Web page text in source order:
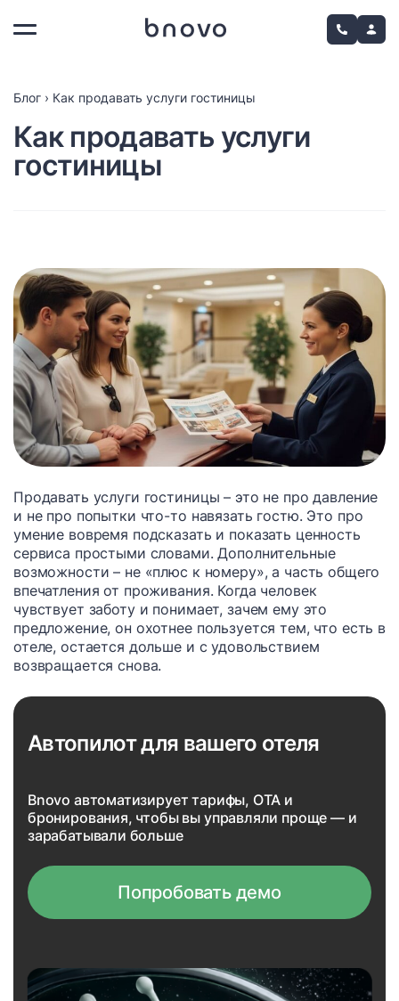
Блог › Как продавать услуги гостиницы
Как продавать услуги
гостиницы
Продавать услуги гостиницы – это не про давление
и не про попытки что-то навязать гостю. Это про
умение вовремя подсказать и показать ценность
сервиса простыми словами. Дополнительные
возможности – не «плюс к номеру», а часть общего
впечатления от проживания. Когда человек
чувствует заботу и понимает, зачем ему это
предложение, он охотнее пользуется тем, что есть в
отеле, остается дольше и с удовольствием
возвращается снова.
Автопилот для вашего отеля
Bnovo автоматизирует тарифы, OTA и
бронирования, чтобы вы управляли проще — и
зарабатывали больше
Попробовать демо